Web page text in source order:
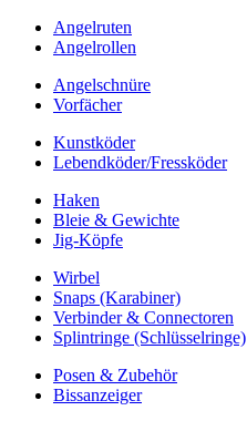
Angelruten
Angelrollen
Angelschnüre
Vorfächer
Kunstköder
Lebendköder/Fressköder
Haken
Bleie & Gewichte
Jig-Köpfe
Wirbel
Snaps (Karabiner)
Verbinder & Connectoren
Splintringe (Schlüsselringe)
Posen & Zubehör
Bissanzeiger